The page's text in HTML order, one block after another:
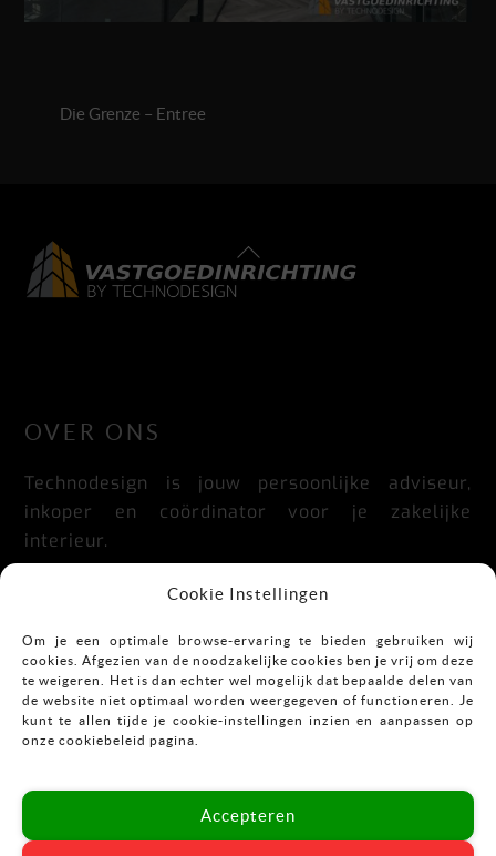
Cookie Instellingen
Om je een optimale browse-ervaring te bieden gebruiken wij
cookies. Afgezien van de noodzakelijke cookies ben je vrij om deze
te weigeren. Het is dan echter wel mogelijk dat bepaalde delen van
de website niet optimaal worden weergegeven of functioneren. Je
kunt te allen tijde je cookie-instellingen inzien en aanpassen op
onze cookiebeleid pagina.
Accepteren
Die Grenze – Entree
Back
To
OVER ONS
Technodesign is jouw persoonlijke adviseur,
inkoper en coördinator voor je zakelijke
interieur.
Praktisch, doordacht, stijlvol en flexibel.
CONTACT
Mekkelholtsweg 7
E:info@vastgoedinrichting.nl